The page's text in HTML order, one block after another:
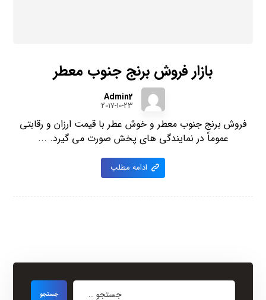
بازار فروش برنج جنوب معطر
Admin2
2017-10-23
فروش برنج جنوب معطر و خوش عطر با قیمت ارزان و رقابتی
عموماً در نمایندگی های پخش صورت می گیرد. ...
ادامه مطلب